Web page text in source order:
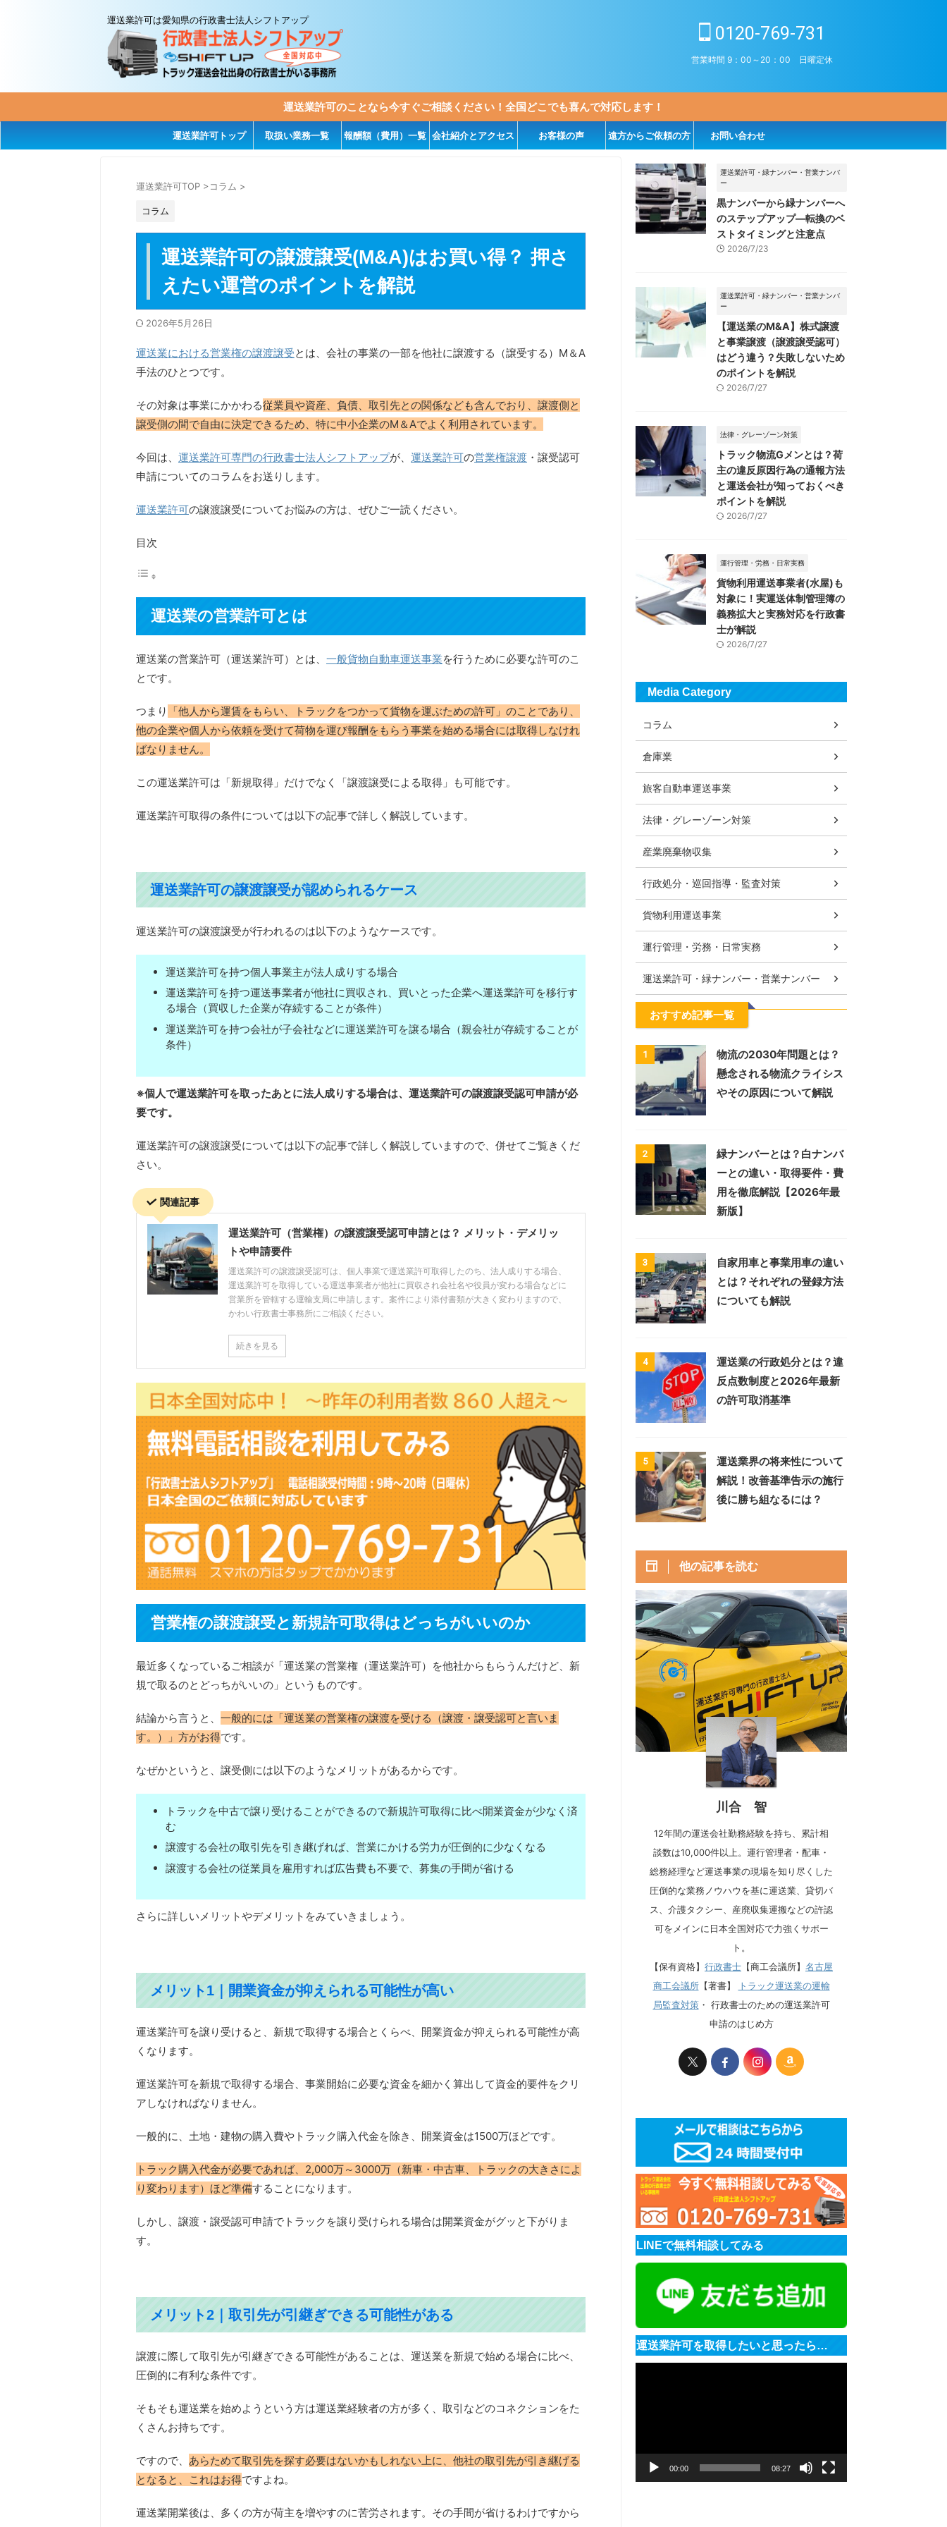
運送業許可は愛知県の行政書士法人シフトアップ
0120-769-731
営業時間 9：00～20：00 日曜定休
運送業許可のことなら今すぐご相談ください！全国どこでも喜んで対応します！
運送業許可トップ 取扱い業務一覧 報酬額（費用）一覧 会社紹介とアクセス お客様の声 遠方からご依頼の方 お問い合わせ
運送業許可TOP >コラム >
コラム
運送業許可の譲渡譲受(M&A)はお買い得？ 押さ
えたい運営のポイントを解説
2026年5月26日
運送業における営業権の譲渡譲受とは、会社の事業の一部を他社に譲渡する（譲受する）M＆A
手法のひとつです。
その対象は事業にかかわる従業員や資産、負債、取引先との関係なども含んでおり、譲渡側と
譲受側の間で自由に決定できるため、特に中小企業のM＆Aでよく利用されています。
今回は、 運送業許可専門の行政書士法人シフトアップが、 運送業許可の営業権譲渡 ・譲受認可
申請についてのコラムをお送りします。
運送業許可の譲渡譲受についてお悩みの方は、ぜひご一読ください。
目次
運送業の営業許可とは
運送業の営業許可（運送業許可）とは、 一般貨物自動車運送事業を行うために必要な許可のこ
とです。
つまり
「他人から運賃をもらい、トラックをつかって貨物を運ぶための許可」のことであり、
他の企業や個人から依頼を受けて荷物を運び報酬をもらう事業を始める場合には取得しなけれ
ばなりません。
この運送業許可は「新規取得」だけでなく「譲渡譲受による取得」も可能です。
運送業許可取得の条件については以下の記事で詳しく解説しています。
運送業許可の譲渡譲受が認められるケース
運送業許可の譲渡譲受が行われるのは以下のようなケースです。
運送業許可を持つ個人事業主が法人成りする場合
運送業許可を持つ運送事業者が他社に買収され、買いとった企業へ運送業許可を移行す
る場合（買収した企業が存続することが条件）
運送業許可を持つ会社が子会社などに運送業許可を譲る場合（親会社が存続することが
条件）
※個人で運送業許可を取ったあとに法人成りする場合は、運送業許可の譲渡譲受認可申請が必
要です。
運送業許可の譲渡譲受については以下の記事で詳しく解説していますので、併せてご覧きくだ
さい。
関連記事
運送業許可（営業権）の譲渡譲受認可申請とは？ メリット・デメリッ
トや申請要件
運送業許可の譲渡譲受認可は、個人事業で運送業許可取得したのち、法人成りする場合、
運送業許可を取得している運送事業者が他社に買収され会社名や役員が変わる場合などに
営業所を管轄する運輸支局に申請します。案件により添付書類が大きく変わりますので、
かわい行政書士事務所にご相談ください。
続きを見る
営業権の譲渡譲受と新規許可取得はどっちがいいのか
最近多くなっているご相談が「運送業の営業権（運送業許可）を他社からもらうんだけど、新
規で取るのとどっちがいいの」というものです。
結論から言うと、 一般的には「運送業の営業権の譲渡を受ける（譲渡・譲受認可と言いま
す。）」方がお得です。
なぜかというと、譲受側には以下のようなメリットがあるからです。
トラックを中古で譲り受けることができるので新規許可取得に比べ開業資金が少なく済
む
譲渡する会社の取引先を引き継げれば、営業にかける労力が圧倒的に少なくなる
譲渡する会社の従業員を雇用すれば広告費も不要で、募集の手間が省ける
さらに詳しいメリットやデメリットをみていきましょう。
メリット1｜開業資金が抑えられる可能性が高い
運送業許可を譲り受けると、新規で取得する場合とくらべ、開業資金が抑えられる可能性が高
くなります。
運送業許可を新規で取得する場合、事業開始に必要な資金を細かく算出して資金的要件をクリ
アしなければなりません。
一般的に、土地・建物の購入費やトラック購入代金を除き、開業資金は1500万ほどです。
トラック購入代金が必要であれば、2,000万～3000万（新車・中古車、トラックの大きさによ
り変わります）ほど準備することになります。
しかし、譲渡・譲受認可申請でトラックを譲り受けられる場合は開業資金がグッと下がりま
す。
メリット2｜取引先が引継ぎできる可能性がある
譲渡に際して取引先が引継ぎできる可能性があることは、運送業を新規で始める場合に比べ、
圧倒的に有利な条件です。
そもそも運送業を始めようという方は運送業経験者の方が多く、取引などのコネクションをた
くさんお持ちです。
ですので、 あらためて取引先を探す必要はないかもしれない上に、他社の取引先が引き継げる
となると、これはお得ですよね。
運送業開業後は、多くの方が荷主を増やすのに苦労されます。その手間が省けるわけですから
運送業許可・緑ナンバー・営業ナンバ
ー
黒ナンバーから緑ナンバーへ
のステップアップ―転換のベ
ストタイミングと注意点
2026/7/23
運送業許可・緑ナンバー・営業ナンバ
ー
【運送業のM&A】株式譲渡
と事業譲渡（譲渡譲受認可）
はどう違う？失敗しないため
のポイントを解説
2026/7/27
法律・グレーゾーン対策
トラック物流Gメンとは？荷
主の違反原因行為の通報方法
と運送会社が知っておくべき
ポイントを解説
2026/7/27
運行管理・労務・日常実務
貨物利用運送事業者(水屋)も
対象に！実運送体制管理簿の
義務拡大と実務対応を行政書
士が解説
2026/7/27
Media Category
コラム
倉庫業
旅客自動車運送事業
法律・グレーゾーン対策
産業廃棄物収集
行政処分・巡回指導・監査対策
貨物利用運送事業
運行管理・労務・日常実務
運送業許可・緑ナンバー・営業ナンバー
おすすめ記事一覧
1
物流の2030年問題とは？
懸念される物流クライシス
やその原因について解説
2
緑ナンバーとは？白ナンバ
ーとの違い・取得要件・費
用を徹底解説【2026年最
新版】
3
自家用車と事業用車の違い
とは？それぞれの登録方法
についても解説
4
運送業の行政処分とは？違
反点数制度と2026年最新
の許可取消基準
5
運送業界の将来性について
解説！改善基準告示の施行
後に勝ち組なるには？
他の記事を読む
川合 智
12年間の運送会社勤務経験を持ち、累計相
談数は10,000件以上。運行管理者・配車・
総務経理など運送事業の現場を知り尽くした
圧倒的な業務ノウハウを基に運送業、貸切バ
ス、介護タクシー、産廃収集運搬などの許認
可をメインに日本全国対応で力強くサポー
ト。
【保有資格】 行政書士 【商工会議所】 名古屋
商工会議所【著書】
トラック運送業の運輸
局監査対策・ 行政書士のための運送業許可
申請のはじめ方
LINEで無料相談してみる
運送業許可を取得したいと思ったら…
00:00 08:27